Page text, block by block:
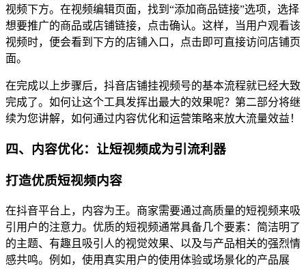
视频下方。在视频编辑页面，找到“添加商品链接”选项，选择
想要推广的商品或店铺链接，点击确认。这样，当用户观看该
视频时，便会看到下方的店铺入口，点击即可直接访问店铺页
面。
在完成以上步骤后，抖音店铺挂视频号的基本流程就已经大致
完成了。如何让这个工具发挥出最大的效果呢？第二部分将继
续为您讲解，如何通过内容优化和运营策略来放大流量效益！
四、内容优化：让短视频成为引流利器
打造优质短视频内容
在抖音平台上，内容为王。商家需要通过高质量的短视频来吸
引用户的注意力。优质的短视频通常具备几个要素：简洁明了
的主题、有趣且吸引人的视觉效果、以及与产品相关的强烈情
感共鸣。例如，使用真实用户的使用体验或场景化的产品展